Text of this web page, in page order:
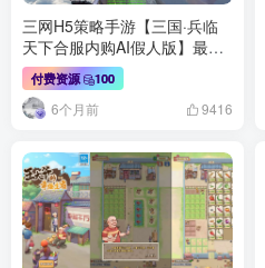
三网H5策略手游【三国·兵临
天下合服内购AI假人版】最新
整理Win系服务端+管理后台
+GM后台+简易安卓客户端+详
细教程
付费资源 100
6个月前 9416